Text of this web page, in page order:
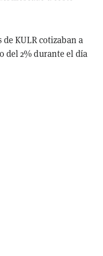
KULR cotizaban a
del 2% durante el día